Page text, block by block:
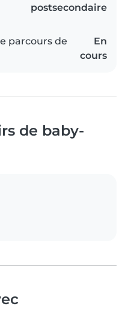
postsecondaire
parcours de
En
cours
de baby-